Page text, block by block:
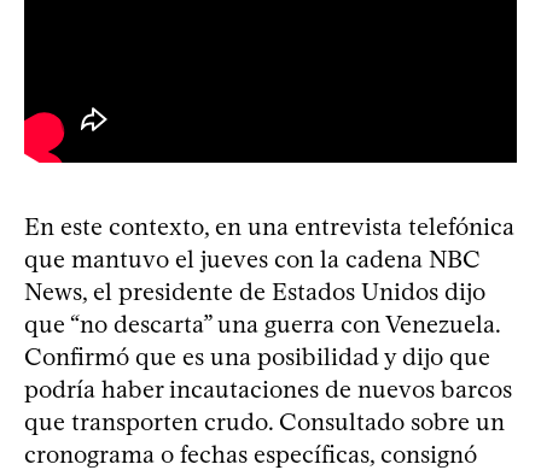
En este contexto, en una entrevista telefónica
que mantuvo el jueves con la cadena NBC
News, el presidente de Estados Unidos dijo
que “no descarta” una guerra con Venezuela.
Confirmó que es una posibilidad y dijo que
podría haber incautaciones de nuevos barcos
que transporten crudo. Consultado sobre un
cronograma o fechas específicas, consignó